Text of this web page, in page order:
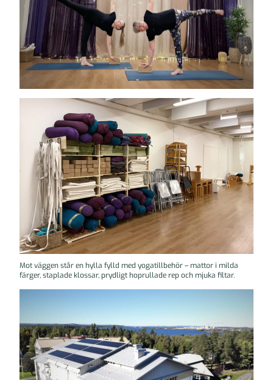
Mot väggen står en hylla fylld med yogatillbehör – mattor i milda
färger, staplade klossar, prydligt hoprullade rep och mjuka filtar.